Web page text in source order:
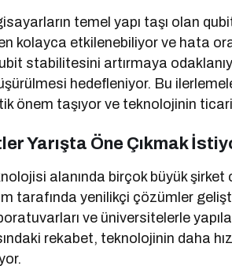
temel yapı taşı olan
kolayca etkilenebiliyor ve hata
stabilitesini artırmaya
hedefleniyor. Bu
önem taşıyor ve teknolojinin
Yarışta Öne Çıkmak
alanında birçok büyük şirket
tarafında yenilikçi çözümler
ve üniversitelerle
rekabet, teknolojinin daha